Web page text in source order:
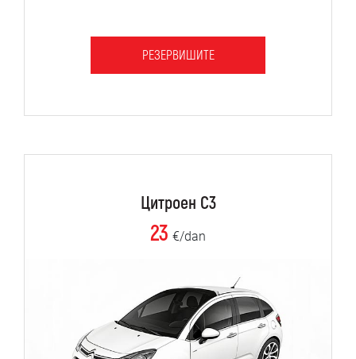
РЕЗЕРВИШИТЕ
Цитроен C3
23 €/dan